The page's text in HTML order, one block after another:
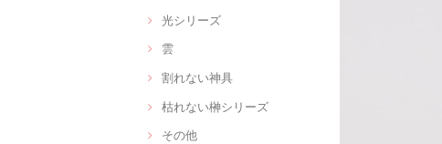
光シリーズ
雲
割れない神具
枯れない榊シリーズ
その他